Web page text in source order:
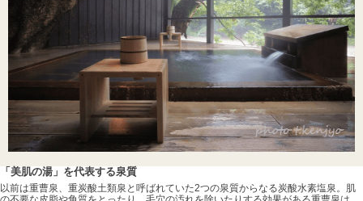
「美肌の湯」を代表する泉質
以前は重曹泉、重炭酸土類泉と呼ばれていた2つの泉質からなる炭酸水素塩泉。肌